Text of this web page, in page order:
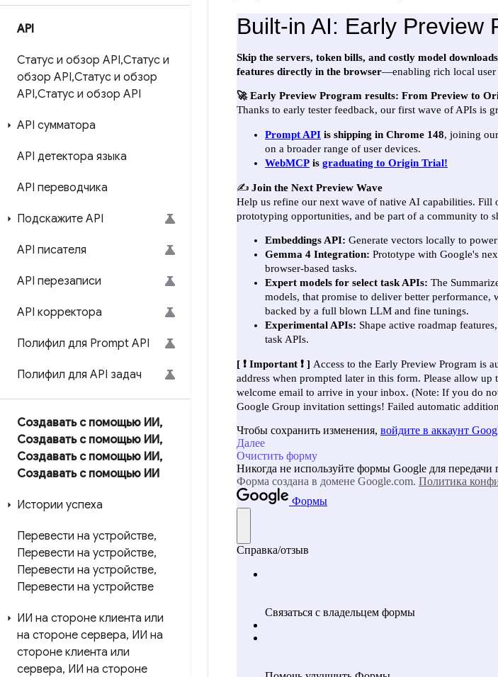
API
Статус и обзор API,Статус и
обзор API,Статус и обзор
API,Статус и обзор API
API сумматора
API детектора языка
API переводчика
Подскажите API
API писателя
API перезаписи
API корректора
Полифил для Prompt API
Полифил для API задач
Создавать с помощью ИИ,
Создавать с помощью ИИ,
Создавать с помощью ИИ,
Создавать с помощью ИИ
Истории успеха
Перевести на устройстве,
Перевести на устройстве,
Перевести на устройстве,
Перевести на устройстве
ИИ на стороне клиента или
на стороне сервера, ИИ на
стороне клиента или
сервера, ИИ на стороне